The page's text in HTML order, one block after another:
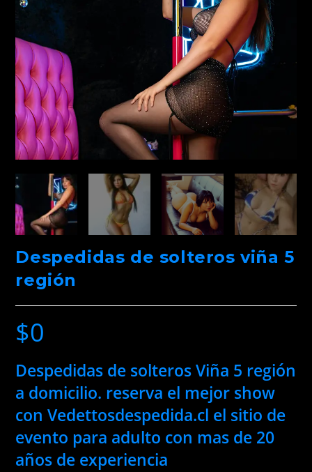
Despedidas de solteros viña 5
región
$0
Despedidas de solteros Viña 5 región
a domicilio. reserva el mejor show
con Vedettosdespedida.cl el sitio de
evento para adulto con mas de 20
años de experiencia